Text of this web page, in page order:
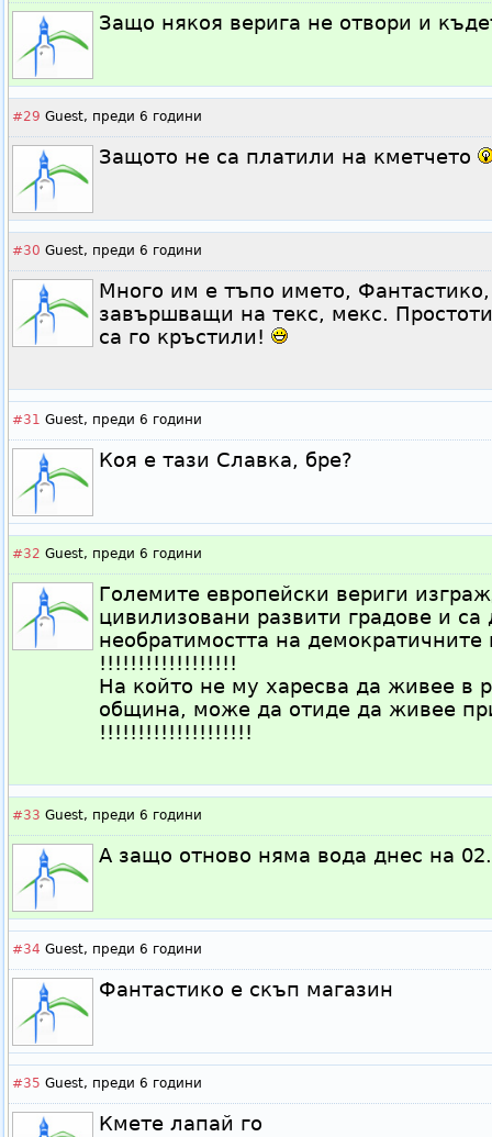
Защо някоя верига не отвори и
#29 Guest, преди 6 години
Защото не са платили на кметчето
#30 Guest, преди 6 години
Много им е тъпо името,
завършващи на текс, мекс.
са го кръстили!
#31 Guest, преди 6 години
Коя е тази Славка, бре?
#32 Guest, преди 6 години
Големите европейски вериги
цивилизовани развити градове и са
необратимостта на демократичните
!!!!!!!!!!!!!!!!!!
На който не му харесва да живее в
община, може да отиде да живее
!!!!!!!!!!!!!!!!!!!!
#33 Guest, преди 6 години
А защо отново няма вода днес на
#34 Guest, преди 6 години
Фантастико е скъп магазин
#35 Guest, преди 6 години
Кмете лапай го